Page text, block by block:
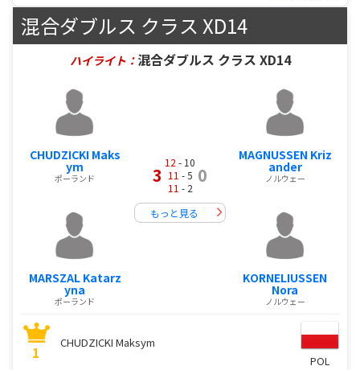
混合ダブルス クラス XD14
ハイライト： 混合ダブルス クラス XD14
CHUDZICKI Maks
ym
ポーランド
MARSZAL Katarz
yna
ポーランド
3
12 - 10
11 - 5
11 - 2
0
もっと見る
MAGNUSSEN Kriz
ander
ノルウェー
KORNELIUSSEN
Nora
ノルウェー
1
CHUDZICKI Maksym
POL